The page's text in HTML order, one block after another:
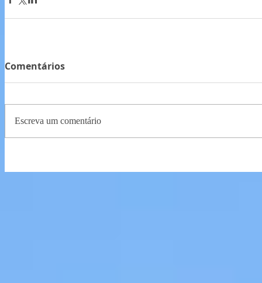
Comentários
Escreva um comentário